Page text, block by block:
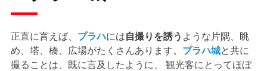
正直に言えば、 プラハには自撮りを誘う ような片隅、眺
め、塔、橋、広場がたくさんあります。 プラハ城と共に
撮ることは、既に言及したように、 観光客にとってほぼ